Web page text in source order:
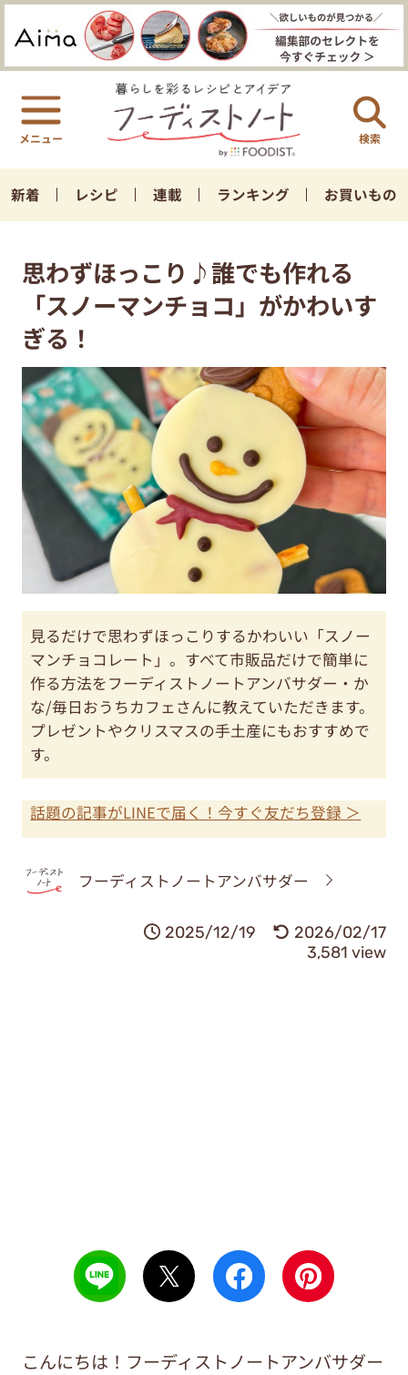
検索
新着 レシピ 連載 ランキング お買いもの
思わずほっこり♪誰でも作れる
「スノーマンチョコ」がかわいす
ぎる！
見るだけで思わずほっこりするかわいい「スノー
マンチョコレート」。すべて市販品だけで簡単に
作る方法をフーディストノートアンバサダー・か
な/毎日おうちカフェさんに教えていただきます。
プレゼントやクリスマスの手土産にもおすすめで
す。
話題の記事がLINEで届く！今すぐ友だち登録 ＞
フーディストノートアンバサダー
2025/12/19
2026/02/17
3,581 view
こんにちは！フーディストノートアンバサダー